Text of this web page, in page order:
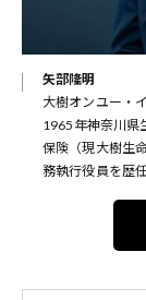
矢部隆明
大樹オンユー・
1965年神奈川県
保険（現大樹生
務執行役員を歴